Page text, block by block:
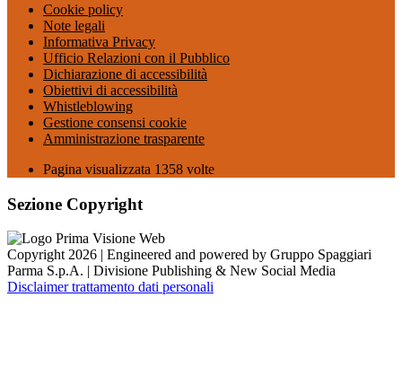
Cookie policy
Note legali
Informativa Privacy
Ufficio Relazioni con il Pubblico
Dichiarazione di accessibilità
Obiettivi di accessibilità
Whistleblowing
Gestione consensi cookie
Amministrazione trasparente
Pagina visualizzata 1358 volte
Sezione Copyright
Copyright 2026 | Engineered and powered by Gruppo Spaggiari
Parma S.p.A. | Divisione Publishing & New Social Media
Disclaimer trattamento dati personali